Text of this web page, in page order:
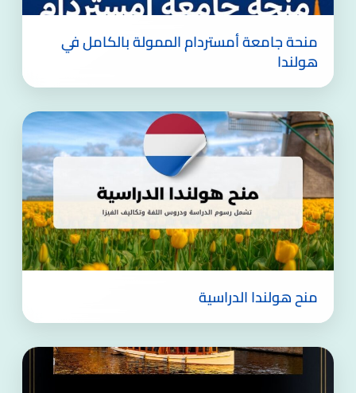
منحة جامعة أمستردام الممولة بالكامل في
هولندا
منح هولندا الدراسية